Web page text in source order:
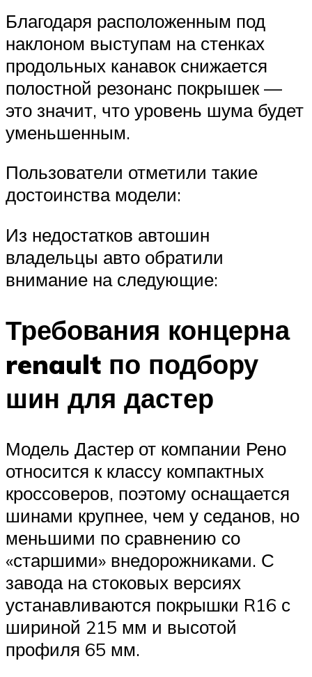
Благодаря расположенным под
наклоном выступам на стенках
продольных канавок снижается
полостной резонанс покрышек —
это значит, что уровень шума будет
уменьшенным.
Пользователи отметили такие
достоинства модели:
Из недостатков автошин
владельцы авто обратили
внимание на следующие:
Требования концерна
renault по подбору
шин для дастер
Модель Дастер от компании Рено
относится к классу компактных
кроссоверов, поэтому оснащается
шинами крупнее, чем у седанов, но
меньшими по сравнению со
«старшими» внедорожниками. С
завода на стоковых версиях
устанавливаются покрышки R16 с
шириной 215 мм и высотой
профиля 65 мм.